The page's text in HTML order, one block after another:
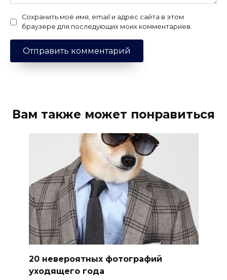
Сохранить моё имя, email и адрес сайта в этом
браузере для последующих моих комментариев.
Вам также может понравиться
20 невероятных фотографий
уходящего года